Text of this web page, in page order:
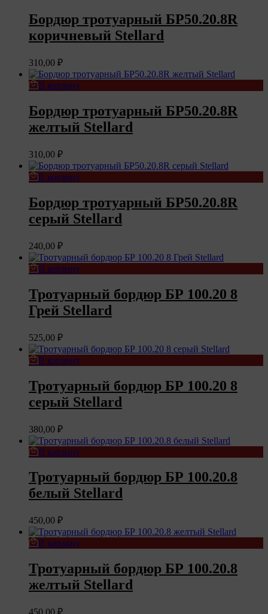
Бордюр тротуарный БР50.20.8R
коричневый Stellard
310,00 ₽
В корзину
Бордюр тротуарный БР50.20.8R
желтый Stellard
310,00 ₽
В корзину
Бордюр тротуарный БР50.20.8R
серый Stellard
240,00 ₽
В корзину
Тротуарный бордюр БР 100.20 8
Грей Stellard
525,00 ₽
В корзину
Тротуарный бордюр БР 100.20 8
серый Stellard
380,00 ₽
В корзину
Тротуарный бордюр БР 100.20.8
белый Stellard
450,00 ₽
В корзину
Тротуарный бордюр БР 100.20.8
желтый Stellard